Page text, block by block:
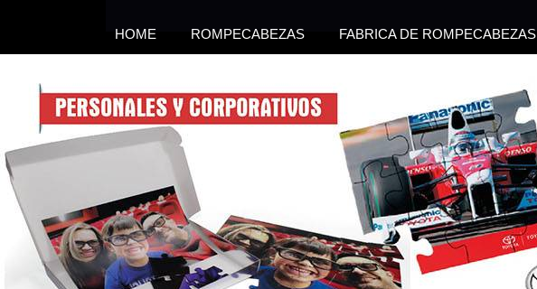
HOME ROMPECABEZAS FABRICA DE ROMPECABEZAS